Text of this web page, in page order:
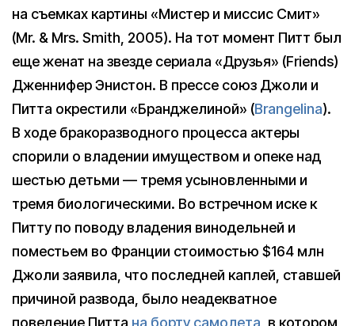
на съемках картины «Мистер и миссис Смит»
(Mr. & Mrs. Smith, 2005). На тот момент Питт был
еще женат на звезде сериала «Друзья» (Friends)
Дженнифер Энистон. В прессе союз Джоли и
Питта окрестили «Бранджелиной» (Brangelina).
В ходе бракоразводного процесса актеры
спорили о владении имуществом и опеке над
шестью детьми — тремя усыновленными и
тремя биологическими. Во встречном иске к
Питту по поводу владения винодельней и
поместьем во Франции стоимостью $164 млн
Джоли заявила, что последней каплей, ставшей
причиной развода, было неадекватное